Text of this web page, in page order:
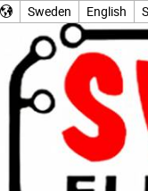
Sweden English